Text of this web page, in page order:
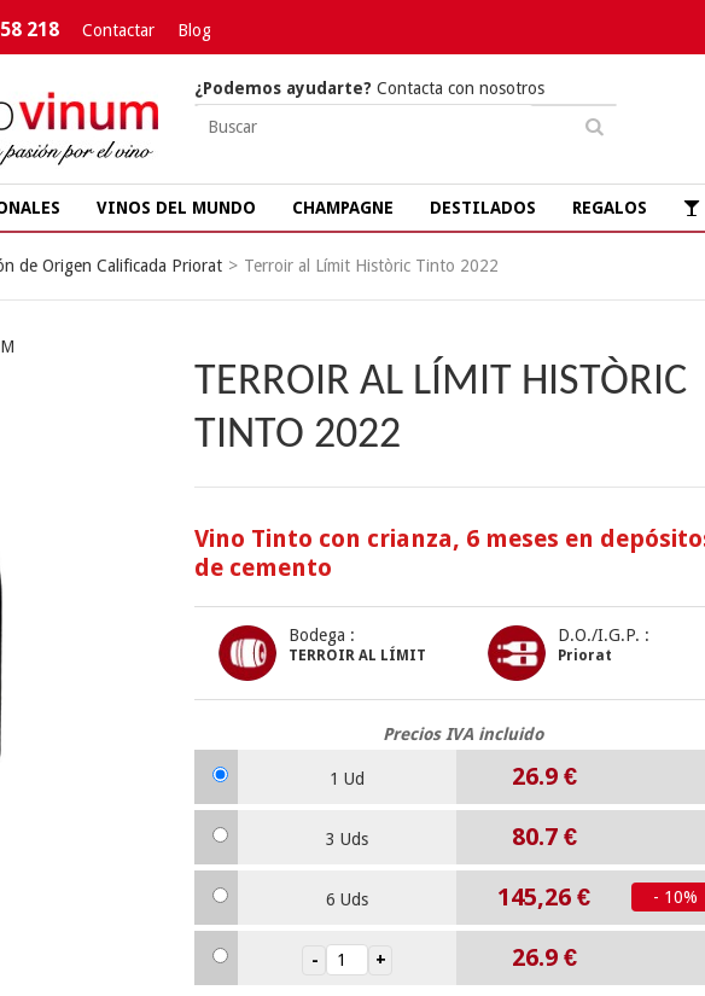
218 Contactar Blog
¿Podemos ayudarte? Contacta con nosotros
VINOS DEL MUNDO CHAMPAGNE DESTILADOS REGALOS
de Origen Calificada Priorat > Terroir al Límit Històric Tinto 2022
TERROIR AL LÍMIT HISTÒRIC
TINTO 2022
Vino Tinto con crianza, 6 meses en
de cemento
Bodega :
TERROIR AL LÍMIT
D.O./I.G.P. :
Priorat
Precios IVA incluido
1 Ud 26.9 €
3 Uds 80.7 €
6 Uds 145,26 € - 10%
26.9 €